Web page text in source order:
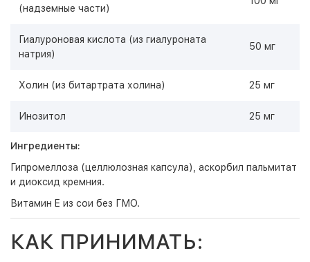
(надземные части)
Гиалуроновая кислота (из гиалуроната
натрия)
50 мг
Холин (из битартрата холина) 25 мг
Инозитол 25 мг
Ингредиенты:
Гипромеллоза (целлюлозная капсула), аскорбил пальмитат
и диоксид кремния.
Витамин E из сои без ГМО.
КАК ПРИНИМАТЬ: